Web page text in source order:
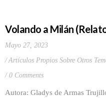
Volando a Milán
Mayo 27, 2023
Artículos Propios Sobre Otros
0 Comments
Autora: Gladys de Armas